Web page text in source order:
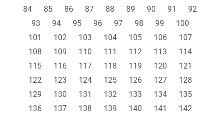
84
85 86 87 88 89 90 91
92
93
94 95 96 97 98 99
100
101
102 103 104 105 106
107
108
109 110 111 112 113
114
115
116 117 118 119 120
121
122
123 124 125 126 127
128
129
130 131 132 133 134
135
136
137 138 139 140 141
142